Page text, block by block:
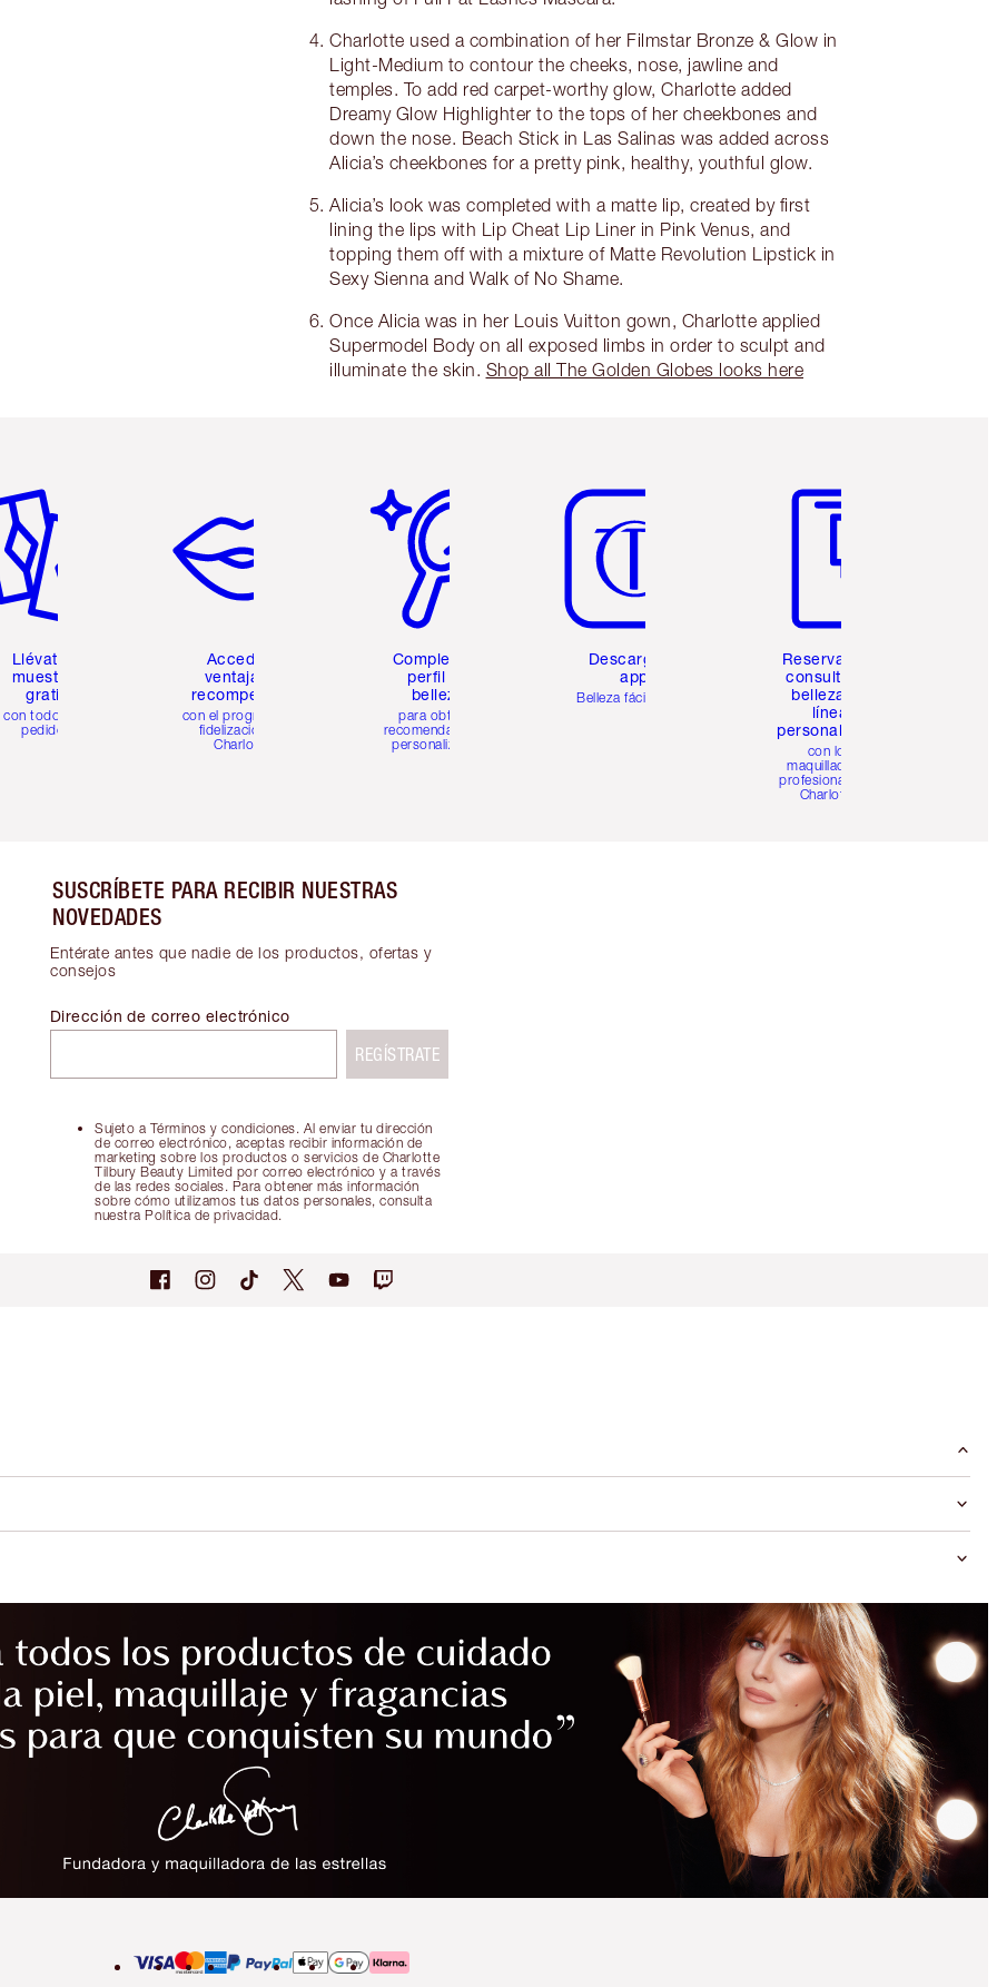
Charlotte used a combination of her Filmstar Bronze & Glow in
Light-Medium to contour the cheeks, nose, jawline and
temples. To add red carpet-worthy glow, Charlotte added
Dreamy Glow Highlighter to the tops of her cheekbones and
down the nose. Beach Stick in Las Salinas was added across
Alicia’s cheekbones for a pretty pink, healthy, youthful glow.
Alicia’s look was completed with a matte lip, created by first
lining the lips with Lip Cheat Lip Liner in Pink Venus, and
topping them off with a mixture of Matte Revolution Lipstick in
Sexy Sienna and Walk of No Shame.
Once Alicia was in her Louis Vuitton gown, Charlotte applied
Supermodel Body on all exposed limbs in order to sculpt and
illuminate the skin. Shop all The Golden Globes looks here
Llévate 2
muestras
gratis
con todos los
pedidos
Accede a
ventajas y
recompensas
con el programa de
fidelización de
Charlotte
Completa tu
perfil de
belleza
para obtener
recomendaciones
personalizadas
Descarga la
app
Belleza fácil para ti
Reserva una
consulta de
belleza en
línea
personalizada
con los
maquilladores
profesionales de
Charlotte.
SUSCRÍBETE PARA RECIBIR NUESTRAS
NOVEDADES
Entérate antes que nadie de los productos, ofertas y
consejos
Sujeto a Términos y condiciones. Al enviar tu dirección
de correo electrónico, aceptas recibir información de
marketing sobre los productos o servicios de Charlotte
Tilbury Beauty Limited por correo electrónico y a través
de las redes sociales. Para obtener más información
sobre cómo utilizamos tus datos personales, consulta
nuestra Política de privacidad.
Dirección de correo electrónico
REGÍSTRATE